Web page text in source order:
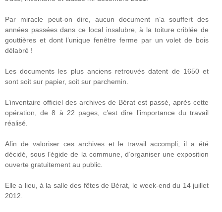
Par miracle peut-on dire, aucun document n’a souffert des
années passées dans ce local insalubre, à la toiture criblée de
gouttières et dont l’unique fenêtre ferme par un volet de bois
délabré !
Les documents les plus anciens retrouvés datent de 1650 et
sont soit sur papier, soit sur parchemin.
L’inventaire officiel des archives de Bérat est passé, après cette
opération, de 8 à 22 pages, c’est dire l’importance du travail
réalisé.
Afin de valoriser ces archives et le travail accompli, il a été
décidé, sous l’égide de la commune, d’organiser une exposition
ouverte gratuitement au public.
Elle a lieu, à la salle des fêtes de Bérat, le week-end du 14 juillet
2012.